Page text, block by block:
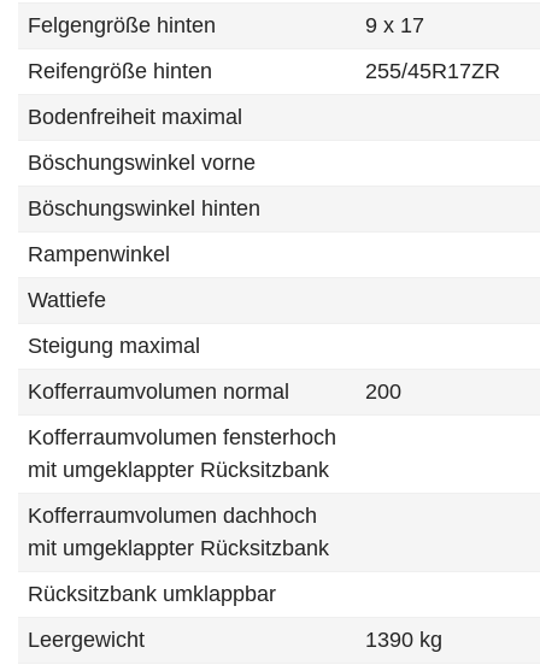
Felgengröße hinten
9 x 17
Reifengröße hinten
255/45R17ZR
Bodenfreiheit maximal
Böschungswinkel vorne
Böschungswinkel hinten
Rampenwinkel
Wattiefe
Steigung maximal
Kofferraumvolumen normal
200
Kofferraumvolumen fensterhoch
mit umgeklappter Rücksitzbank
Kofferraumvolumen dachhoch
mit umgeklappter Rücksitzbank
Rücksitzbank umklappbar
Leergewicht
1390 kg